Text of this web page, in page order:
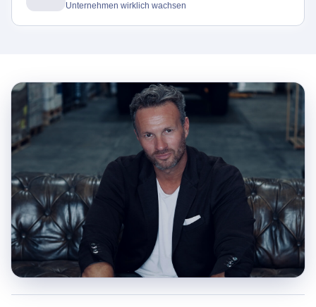
Unternehmen wirklich wachsen